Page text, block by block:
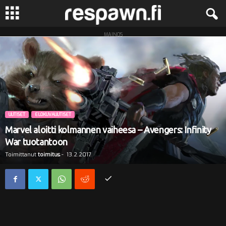
R
e
s
a
w
MAINOS
UUTISET ELOKUVAUUTISET
Marvel aloitti kolmannen vaiheesa – Avengers: Infinity
War tuotantoon
Toimittanut toimitus- 13.2.2017